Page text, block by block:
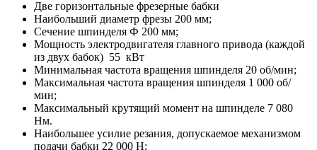
Две горизонтальные фрезерные бабки
Наибольший диаметр фрезы 200 мм;
Сечение шпинделя Ф 200 мм;
Мощность электродвигателя главного привода (каждой
из двух бабок) 55 кВт
Минимальная частота вращения шпинделя 20 об/мин;
Максимальная частота вращения шпинделя 1 000 об/
мин;
Максимальный крутящий момент на шпинделе 7 080
Нм.
Наибольшее усилие резания, допускаемое механизмом
подачи бабки 22 000 Н;